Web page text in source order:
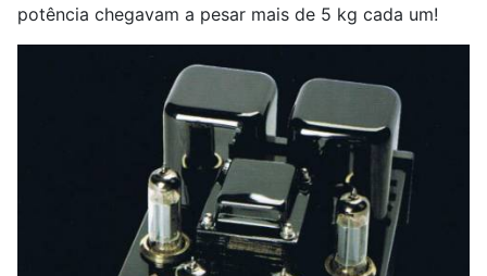
potência chegavam a pesar mais de 5 kg cada um!